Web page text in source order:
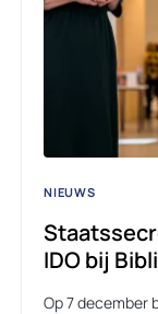
NIEUWS
IDO bij
Op 7